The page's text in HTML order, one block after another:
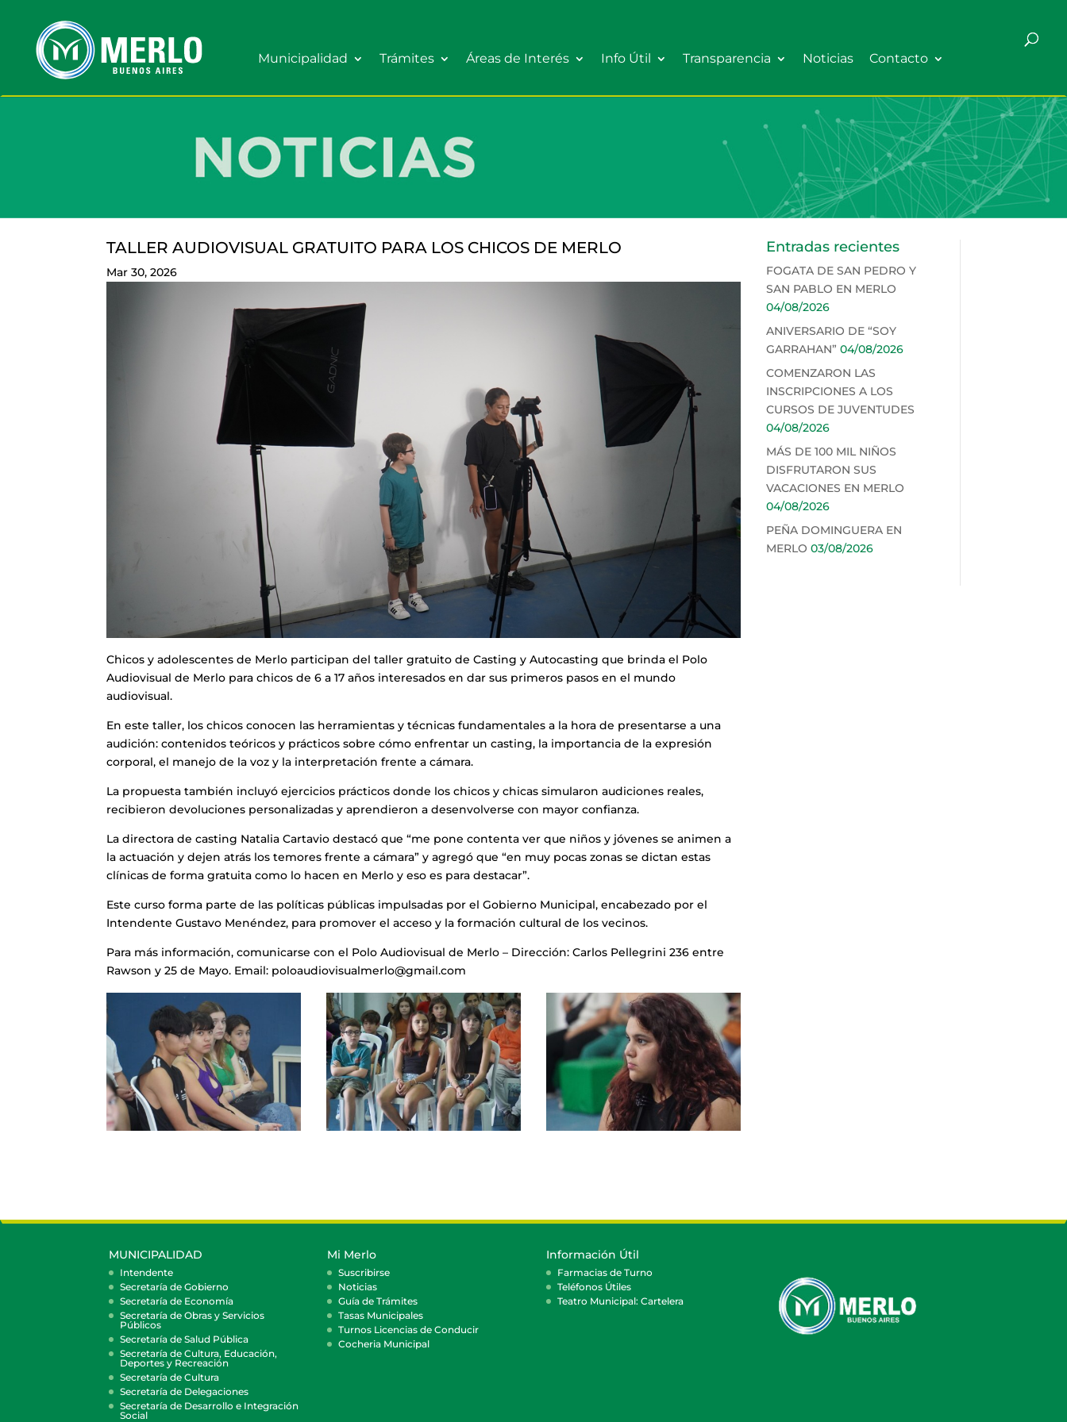
Municipalidad Trámites Áreas de Interés Info Útil Transparencia Noticias Contacto
TALLER AUDIOVISUAL GRATUITO PARA LOS CHICOS DE MERLO
Mar 30, 2026
Chicos y adolescentes de Merlo participan del taller gratuito de Casting y Autocasting que brinda el Polo
Audiovisual de Merlo para chicos de 6 a 17 años interesados en dar sus primeros pasos en el mundo
audiovisual.
En este taller, los chicos conocen las herramientas y técnicas fundamentales a la hora de presentarse a una
audición: contenidos teóricos y prácticos sobre cómo enfrentar un casting, la importancia de la expresión
corporal, el manejo de la voz y la interpretación frente a cámara.
La propuesta también incluyó ejercicios prácticos donde los chicos y chicas simularon audiciones reales,
recibieron devoluciones personalizadas y aprendieron a desenvolverse con mayor confianza.
La directora de casting Natalia Cartavio destacó que “me pone contenta ver que niños y jóvenes se animen a
la actuación y dejen atrás los temores frente a cámara” y agregó que “en muy pocas zonas se dictan estas
clínicas de forma gratuita como lo hacen en Merlo y eso es para destacar”.
Este curso forma parte de las políticas públicas impulsadas por el Gobierno Municipal, encabezado por el
Intendente Gustavo Menéndez, para promover el acceso y la formación cultural de los vecinos.
Para más información, comunicarse con el Polo Audiovisual de Merlo – Dirección: Carlos Pellegrini 236 entre
Rawson y 25 de Mayo. Email: poloaudiovisualmerlo@gmail.com
Entradas recientes
FOGATA DE SAN PEDRO Y
SAN PABLO EN MERLO
04/08/2026
ANIVERSARIO DE “SOY
GARRAHAN” 04/08/2026
COMENZARON LAS
INSCRIPCIONES A LOS
CURSOS DE JUVENTUDES
04/08/2026
MÁS DE 100 MIL NIÑOS
DISFRUTARON SUS
VACACIONES EN MERLO
04/08/2026
PEÑA DOMINGUERA EN
MERLO 03/08/2026
MUNICIPALIDAD
Intendente
Secretaría de Gobierno
Secretaría de Economía
Secretaría de Obras y Servicios
Públicos
Secretaría de Salud Pública
Secretaría de Cultura, Educación,
Deportes y Recreación
Secretaría de Cultura
Secretaría de Delegaciones
Secretaría de Desarrollo e Integración
Social
Mi Merlo
Suscribirse
Noticias
Guía de Trámites
Tasas Municipales
Turnos Licencias de Conducir
Cocheria Municipal
Información Útil
Farmacias de Turno
Teléfonos Útiles
Teatro Municipal: Cartelera